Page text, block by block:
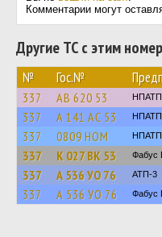
Комментарии могут
Другие ТС с этим
№ Гос.№
337 АВ 620 53
337 А 141 АС 53
337 0809 НОМ
337 К 027 ВК 53 Фабус
337 А 536 УО 76 АТП-3
337 А 536 УО 76 Фабус